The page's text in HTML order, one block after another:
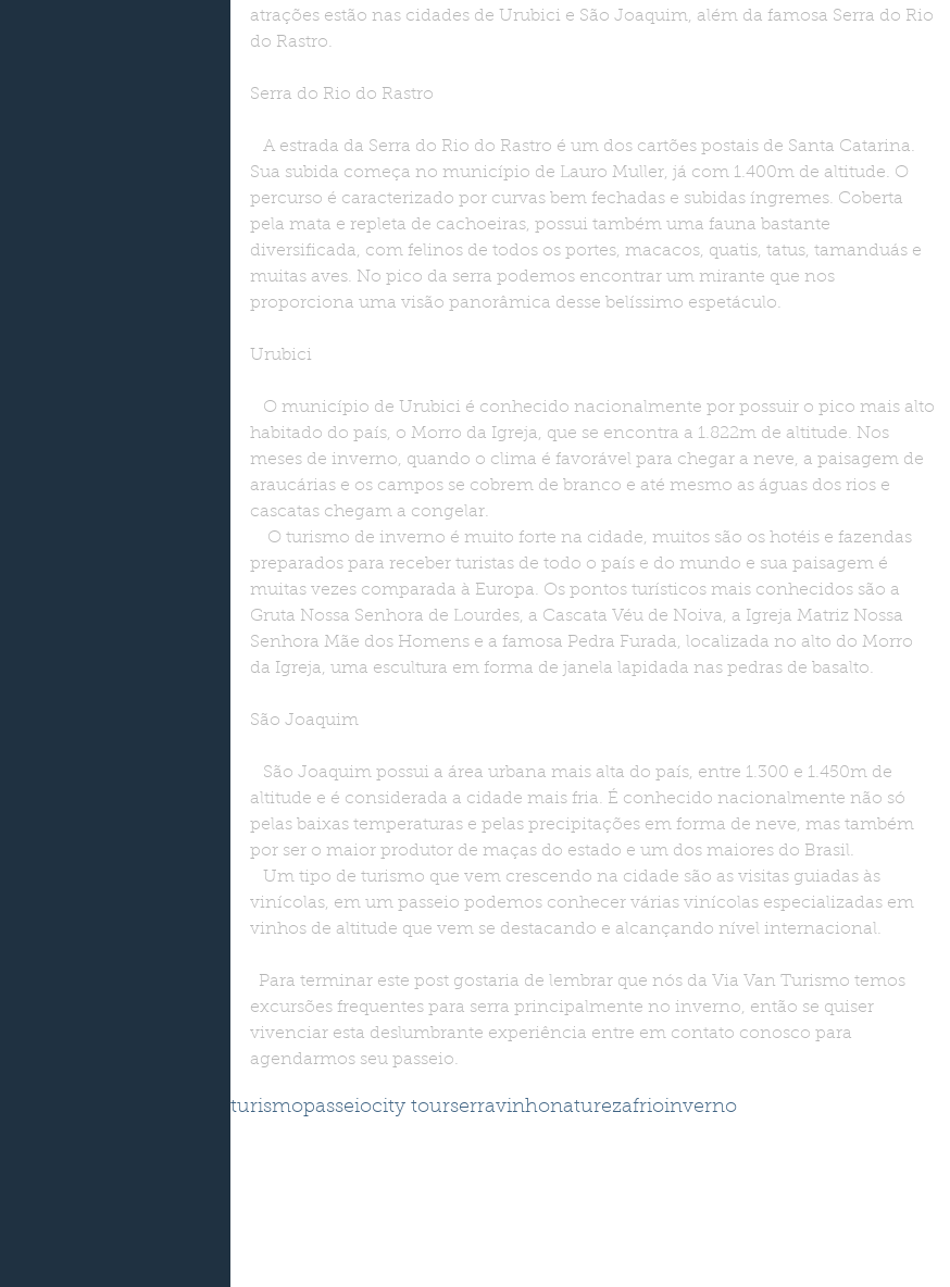
atrações estão nas cidades de Urubici e São Joaquim, além da famosa Serra do Rio
do Rastro.
Serra do Rio do Rastro
Sua subida começa no município de Lauro Muller, já com 1.400m de altitude. O
percurso é caracterizado por curvas bem fechadas e subidas íngremes. Coberta
pela mata e repleta de cachoeiras, possui também uma fauna bastante
diversificada, com felinos de todos os portes, macacos, quatis, tatus, tamanduás e
muitas aves. No pico da serra podemos encontrar um mirante que nos
proporciona uma visão panorâmica desse belíssimo espetáculo.
Urubici
habitado do país, o Morro da Igreja, que se encontra a 1.822m de altitude. Nos
meses de inverno, quando o clima é favorável para chegar a neve, a paisagem de
araucárias e os campos se cobrem de branco e até mesmo as águas dos rios e
cascatas chegam a congelar.
preparados para receber turistas de todo o país e do mundo e sua paisagem é
muitas vezes comparada à Europa. Os pontos turísticos mais conhecidos são a
Gruta Nossa Senhora de Lourdes, a Cascata Véu de Noiva, a Igreja Matriz Nossa
Senhora Mãe dos Homens e a famosa Pedra Furada, localizada no alto do Morro
da Igreja, uma escultura em forma de janela lapidada nas pedras de basalto.
São Joaquim
altitude e é considerada a cidade mais fria. É conhecido nacionalmente não só
pelas baixas temperaturas e pelas precipitações em forma de neve, mas também
por ser o maior produtor de maças do estado e um dos maiores do Brasil.
vinícolas, em um passeio podemos conhecer várias vinícolas especializadas em
vinhos de altitude que vem se destacando e alcançando nível internacional.
excursões frequentes para serra principalmente no inverno, então se quiser
vivenciar esta deslumbrante experiência entre em contato conosco para
agendarmos seu passeio.
turismopasseiocity tourserravinhonaturezafrioinverno